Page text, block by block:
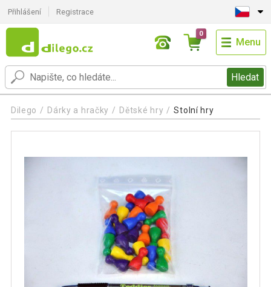
Přihlášení Registrace
Hledat
0
Menu
Dilego Dárky a hračky Dětské hry Stolní hry